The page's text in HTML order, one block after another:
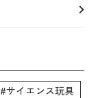
#サイエンス玩具